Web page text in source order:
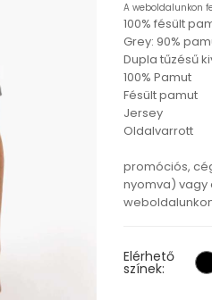
A weboldalunkon
100% fésült
Grey: 90%
Dupla tűzésű
100% Pamut
Fésült pamut
Jersey
Oldalvarrott
promóciós,
nyomva) vagy
Elérhető
színek: